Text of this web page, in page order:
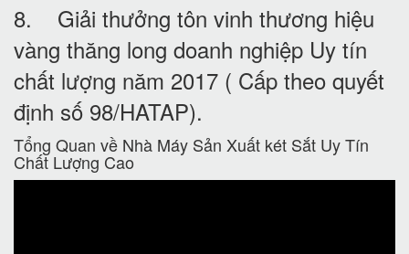
8. Giải thưởng tôn vinh thương hiệu
vàng thăng long doanh nghiệp Uy tín
chất lượng năm 2017 ( Cấp theo quyết
định số 98/HATAP).
Tổng Quan về Nhà Máy Sản Xuất két Sắt Uy Tín
Chất Lượng Cao